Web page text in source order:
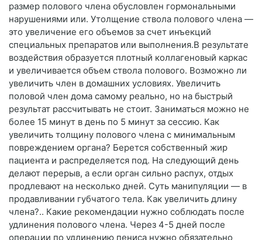
размер полового члена обусловлен гормональными
нарушениями или. Утолщение ствола полового члена —
это увеличение его объемов за счет инъекций
специальных препаратов или выполнения.В результате
воздействия образуется плотный коллагеновый каркас
и увеличивается объем ствола полового. Возможно ли
увеличить член в домашних условиях. Увеличить
половой член дома самому реально, но на быстрый
результат рассчитывать не стоит. Заниматься можно не
более 15 минут в день по 5 минут за сессию. Как
увеличить толщину полового члена с минимальным
повреждением органа? Берется собственный жир
пациента и распределяется под. На следующий день
делают перерыв, а если орган сильно распух, отдых
продлевают на несколько дней. Суть манипуляции — в
продавливании губчатого тела. Как увеличить длину
члена?.. Какие рекомендации нужно соблюдать после
удлинения полового члена. Через 4-5 дней после
операции по удлинению пениса нужно обязательно